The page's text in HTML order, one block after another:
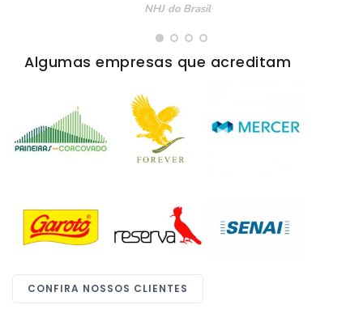
NHJ do Brasil
Algumas empresas que acreditam
CONFIRA NOSSOS CLIENTES